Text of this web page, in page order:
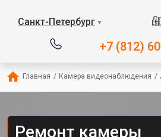
Санкт-Петербург ▼
+7 (812)
Главная / Камера видеонаблюдения /
Ремонт камеры